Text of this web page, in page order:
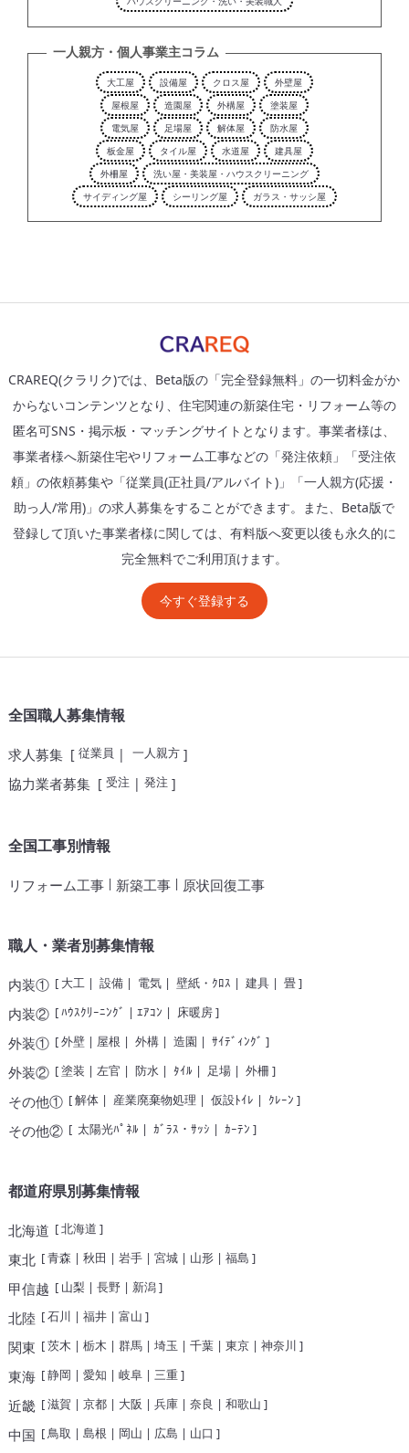
一人親方・個人事業主コラム
大工屋 設備屋 クロス屋
外壁屋
屋根屋
造園屋 外構屋
塗装屋
電気屋
足場屋 解体屋
防水屋
板金屋
タイル屋 水道屋
建具屋
外柵屋
洗い屋・美装屋・ハウスクリーニング
サイディング屋
シーリング屋 ガラス・サッシ屋
CRAREQ(クラリク)では、Beta版の「完全登録無料」の一切料金がか
からないコンテンツとなり、住宅関連の新築住宅・リフォーム等の
匿名可SNS・掲示板・マッチングサイトとなります。事業者様は、
事業者様へ新築住宅やリフォーム工事などの「発注依頼」「受注依
頼」の依頼募集や「従業員(正社員/アルバイト)」「一人親方(応援・
助っ人/常用)」の求人募集をすることができます。また、Beta版で
登録して頂いた事業者様に関しては、有料版へ変更以後も永久的に
完全無料でご利用頂けます。
今すぐ登録する
全国職人募集情報
求人募集[ 従業員| 一人親方]
協力業者募集[ 受注| 発注]
全国工事別情報
リフォーム工事| 新築工事| 原状回復工事
職人・業者別募集情報
内装①[ 大工| 設備| 電気| 壁紙・ｸﾛｽ | 建具| 畳]
内装②[ﾊｳｽｸﾘｰﾆﾝｸﾞ | ｴｱｺﾝ | 床暖房]
外装①[外壁| 屋根 | 外構| 造園 | ｻｲﾃﾞｨﾝｸﾞ ]
外装②[塗装 | 左官 | 防水| ﾀｲﾙ | 足場| 外柵 ]
その他①[解体| 産業廃棄物処理 | 仮設ﾄｲﾚ | ｸﾚｰﾝ ]
その他②[ 太陽光ﾊﾟﾈﾙ | ｶﾞﾗｽ・ｻｯｼ | ｶｰﾃﾝ ]
都道府県別募集情報
北海道 [北海道 ]
東北 [青森 | 秋田 | 岩手| 宮城| 山形| 福島 ]
甲信越 [ 山梨 | 長野| 新潟]
北陸 [石川 | 福井| 富山 ]
関東 [茨木 | 栃木 | 群馬| 埼玉 | 千葉| 東京| 神奈川 ]
東海[静岡 | 愛知 | 岐阜| 三重]
近畿[滋賀 | 京都| 大阪 | 兵庫| 奈良 | 和歌山 ]
中国 [鳥取 | 島根 | 岡山 | 広島 | 山口 ]